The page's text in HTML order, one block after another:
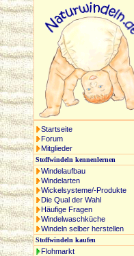
Startseite
Forum
Mitglieder
Stoffwindeln kennenlernen
Windelaufbau
Windelarten
Wickelsysteme/-Produkte
Die Qual der Wahl
Häufige Fragen
Windelwaschküche
Windeln selber herstellen
Stoffwindeln kaufen
Flohmarkt